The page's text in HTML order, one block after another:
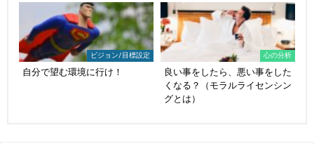
ビジョン/目標設定
自分で望む環境に行け！
心の分析
良い事をしたら、悪い事をした
くなる？（モラルライセンシン
グとは）